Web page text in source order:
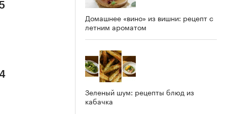
Домашнее «вино» из вишни: рецепт с
летним ароматом
Зеленый шум: рецепты блюд из
кабачка